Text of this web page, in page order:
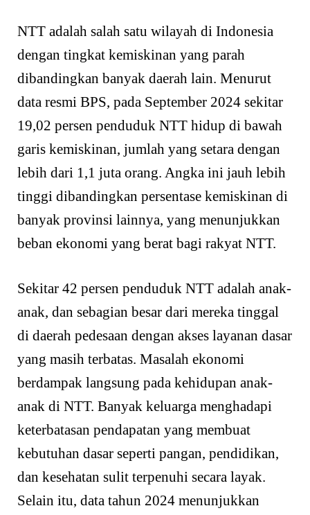
NTT adalah salah satu wilayah di Indonesia
dengan tingkat kemiskinan yang parah
dibandingkan banyak daerah lain. Menurut
data resmi BPS, pada September 2024 sekitar
19,02 persen penduduk NTT hidup di bawah
garis kemiskinan, jumlah yang setara dengan
lebih dari 1,1 juta orang. Angka ini jauh lebih
tinggi dibandingkan persentase kemiskinan di
banyak provinsi lainnya, yang menunjukkan
beban ekonomi yang berat bagi rakyat NTT.
Sekitar 42 persen penduduk NTT adalah anak-
anak, dan sebagian besar dari mereka tinggal
di daerah pedesaan dengan akses layanan dasar
yang masih terbatas. Masalah ekonomi
berdampak langsung pada kehidupan anak-
anak di NTT. Banyak keluarga menghadapi
keterbatasan pendapatan yang membuat
kebutuhan dasar seperti pangan, pendidikan,
dan kesehatan sulit terpenuhi secara layak.
Selain itu, data tahun 2024 menunjukkan